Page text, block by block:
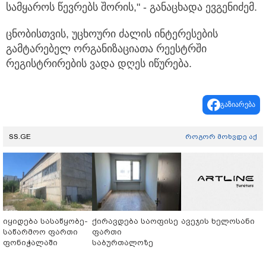
სამყაროს წევრებს შორის," - განაცხადა ევგენიძემ.
ცნობისთვის, უცხოური ძალის ინტერესების
გამტარებელ ორგანიზაციათა რეესტრში
რეგისტრირების ვადა დღეს იწურება.
გაზიარება
SS.GE როგორ მოხვდე აქ
იყიდება სასაწყობე-
საწარმოო ფართი
ფონიჭალაში
ქირავდება საოფისე
ფართი
საბურთალოზე
ავეჯის ხელოსანი